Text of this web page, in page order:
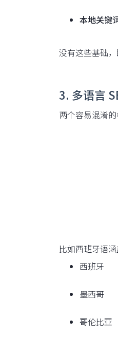
本地关键
没有这些基础
3. 多语言
两个容易混淆的
比如西班牙语涵
西班牙
墨西哥
哥伦比亚